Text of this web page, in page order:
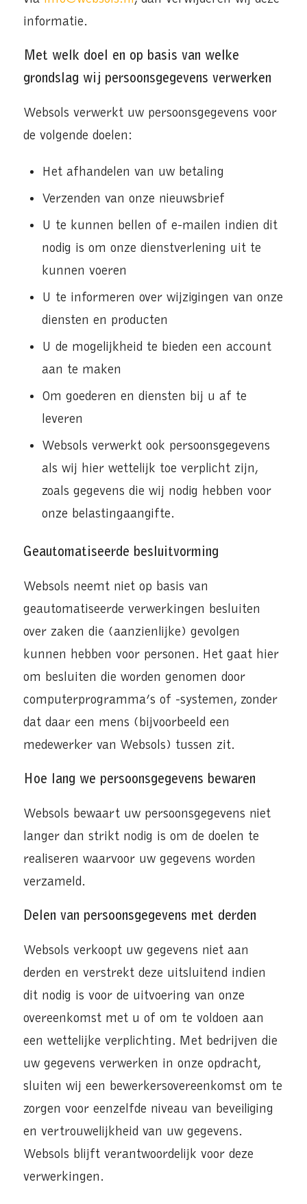
informatie.
Met welk doel en op basis van welke
grondslag wij persoonsgegevens verwerken
Websols verwerkt uw persoonsgegevens voor
de volgende doelen:
Het afhandelen van uw betaling
Verzenden van onze nieuwsbrief
U te kunnen bellen of e-mailen indien dit
nodig is om onze dienstverlening uit te
kunnen voeren
U te informeren over wijzigingen van onze
diensten en producten
U de mogelijkheid te bieden een account
aan te maken
Om goederen en diensten bij u af te
leveren
Websols verwerkt ook persoonsgegevens
als wij hier wettelijk toe verplicht zijn,
zoals gegevens die wij nodig hebben voor
onze belastingaangifte.
Geautomatiseerde besluitvorming
Websols neemt niet op basis van
geautomatiseerde verwerkingen besluiten
over zaken die (aanzienlijke) gevolgen
kunnen hebben voor personen. Het gaat hier
om besluiten die worden genomen door
computerprogramma’s of -systemen, zonder
dat daar een mens (bijvoorbeeld een
medewerker van Websols) tussen zit.
Hoe lang we persoonsgegevens bewaren
Websols bewaart uw persoonsgegevens niet
langer dan strikt nodig is om de doelen te
realiseren waarvoor uw gegevens worden
verzameld.
Delen van persoonsgegevens met derden
Websols verkoopt uw gegevens niet aan
derden en verstrekt deze uitsluitend indien
dit nodig is voor de uitvoering van onze
overeenkomst met u of om te voldoen aan
een wettelijke verplichting. Met bedrijven die
uw gegevens verwerken in onze opdracht,
sluiten wij een bewerkersovereenkomst om te
zorgen voor eenzelfde niveau van beveiliging
en vertrouwelijkheid van uw gegevens.
Websols blijft verantwoordelijk voor deze
verwerkingen.